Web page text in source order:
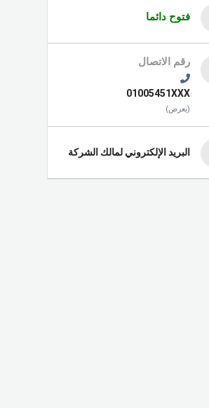
فتوح دائما
رقم الاتصال
01005451XXX
(يعرض)
البريد الإلكتروني لمالك الشركة